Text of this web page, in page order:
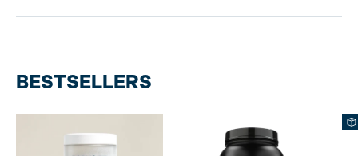
BESTSELLERS